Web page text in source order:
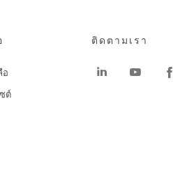
อ
ต์
ติดตามเรา